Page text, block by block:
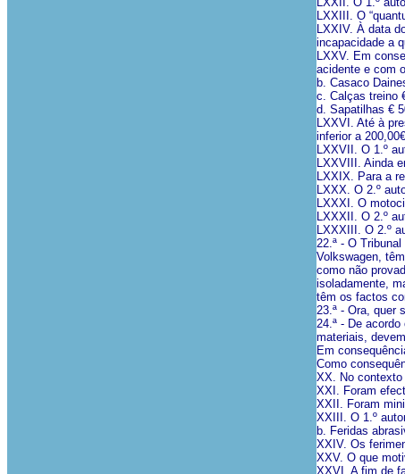
LXXIII. O
LXXIV. À data
incapacidade a
LXXV. Em
acidente e com
b. Casaco
c. Calças treino
d. Sapatilhas €
LXXVI. Até à
inferior a
LXXVII. O 1.º
LXXVIII. Ainda
LXXIX. Para a
LXXX. O 2.º
LXXXI. O
LXXXII. O 2.º
LXXXIII. O 2.º
22.ª - O
Volkswagen,
como não
isoladamente,
têm os factos
23.ª - Ora, quer
24.ª - De
materiais,
Em
Como
XX. No contexto
XXI. Foram
XXII. Foram
XXIII. O 1.º
b. Feridas
XXIV. Os
XXV. O que
XXVI. A fim de